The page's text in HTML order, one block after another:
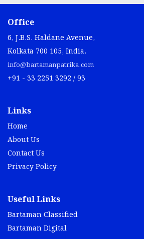
Office
6, J.B.S. Haldane Avenue,
Kolkata 700 105, India.
info@bartamanpatrika.com
+91 - 33 2251 3292 / 93
Links
Home
About Us
Contact Us
Privacy Policy
Useful Links
Bartaman Classified
Bartaman Digital